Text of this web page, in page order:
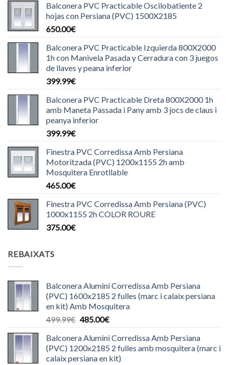
Balconera PVC Practicable Oscilobatiente 2
hojas con Persiana (PVC) 1500X2185
650.00€
Balconera PVC Practicable Izquierda 800X2000
1h con Manivela Pasada y Cerradura con 3 juegos
de llaves y peana inferior
399.99€
Balconera PVC Practicable Dreta 800X2000 1h
amb Maneta Passada i Pany amb 3 jocs de claus i
peanya inferior
399.99€
Finestra PVC Corredissa Amb Persiana
Motoritzada (PVC) 1200x1155 2h amb
Mosquitera Enrotllable
465.00€
Finestra PVC Corredissa Amb Persiana (PVC)
1000x1155 2h COLOR ROURE
375.00€
REBAIXATS
Balconera Alumini Corredissa Amb Persiana
(PVC) 1600x2185 2 fulles (marc i calaix persiana
en kit) Amb Mosquitera
499.99€ El
original
era:
499.99€.
485.00€El
actual
és:
485.00€.
Balconera Alumini Corredissa Amb Persiana
(PVC) 1200x2185 2 fulles amb mosquitera (marc i
calaix persiana en kit)